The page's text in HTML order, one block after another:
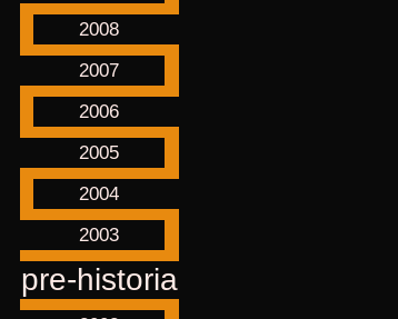
2008
2007
2006
2005
2004
2003
pre-historia